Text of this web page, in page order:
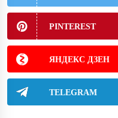
PINTEREST
ЯНДЕКС ДЗЕН
TELEGRAM